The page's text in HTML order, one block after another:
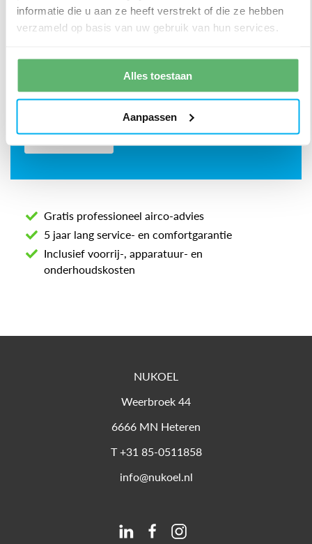
informatie die u aan ze heeft verstrekt of die ze hebben
verzameld op basis van uw gebruik van hun services.
Alles toestaan
Aanpassen
Gratis professioneel airco-advies
5 jaar lang service- en comfortgarantie
Inclusief voorrij-, apparatuur- en
onderhoudskosten
NUKOEL
Weerbroek 44
6666 MN Heteren
T+31 85-0511858
info@nukoel.nl